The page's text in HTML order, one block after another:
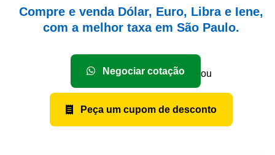
Compre e venda Dólar, Euro, Libra e Iene,
com a melhor taxa em São Paulo.
Negociar cotação ou
Peça um cupom de desconto